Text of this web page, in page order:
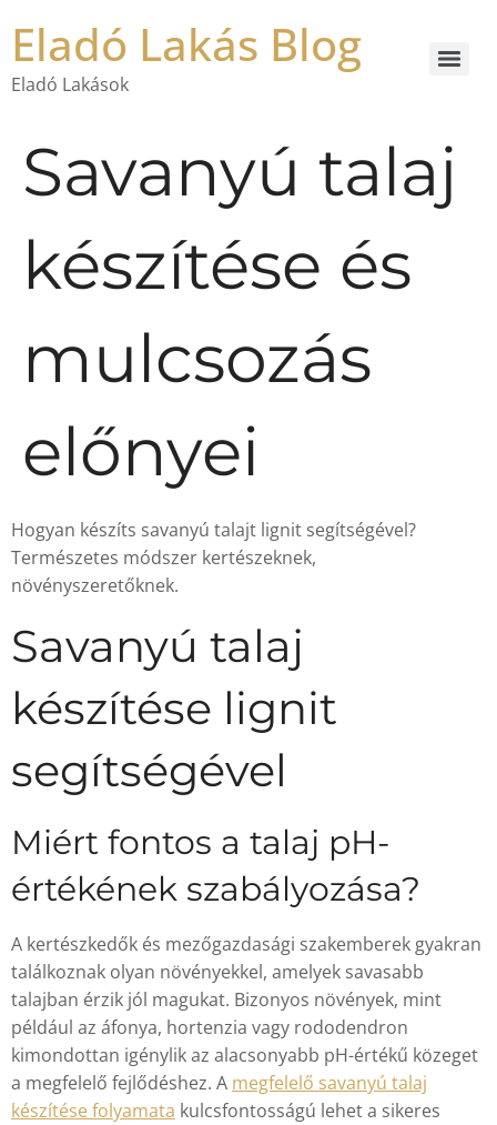
Eladó Lakás Blog
Eladó Lakások
Savanyú talaj
készítése és
mulcsozás
előnyei
Hogyan készíts savanyú talajt lignit segítségével?
Természetes módszer kertészeknek,
növényszeretőknek.
Savanyú talaj
készítése lignit
segítségével
Miért fontos a talaj pH-
értékének szabályozása?
A kertészkedők és mezőgazdasági szakemberek gyakran
találkoznak olyan növényekkel, amelyek savasabb
talajban érzik jól magukat. Bizonyos növények, mint
például az áfonya, hortenzia vagy rododendron
kimondottan igénylik az alacsonyabb pH-értékű közeget
a megfelelő fejlődéshez. A megfelelő savanyú talaj
készítése folyamata kulcsfontosságú lehet a sikeres